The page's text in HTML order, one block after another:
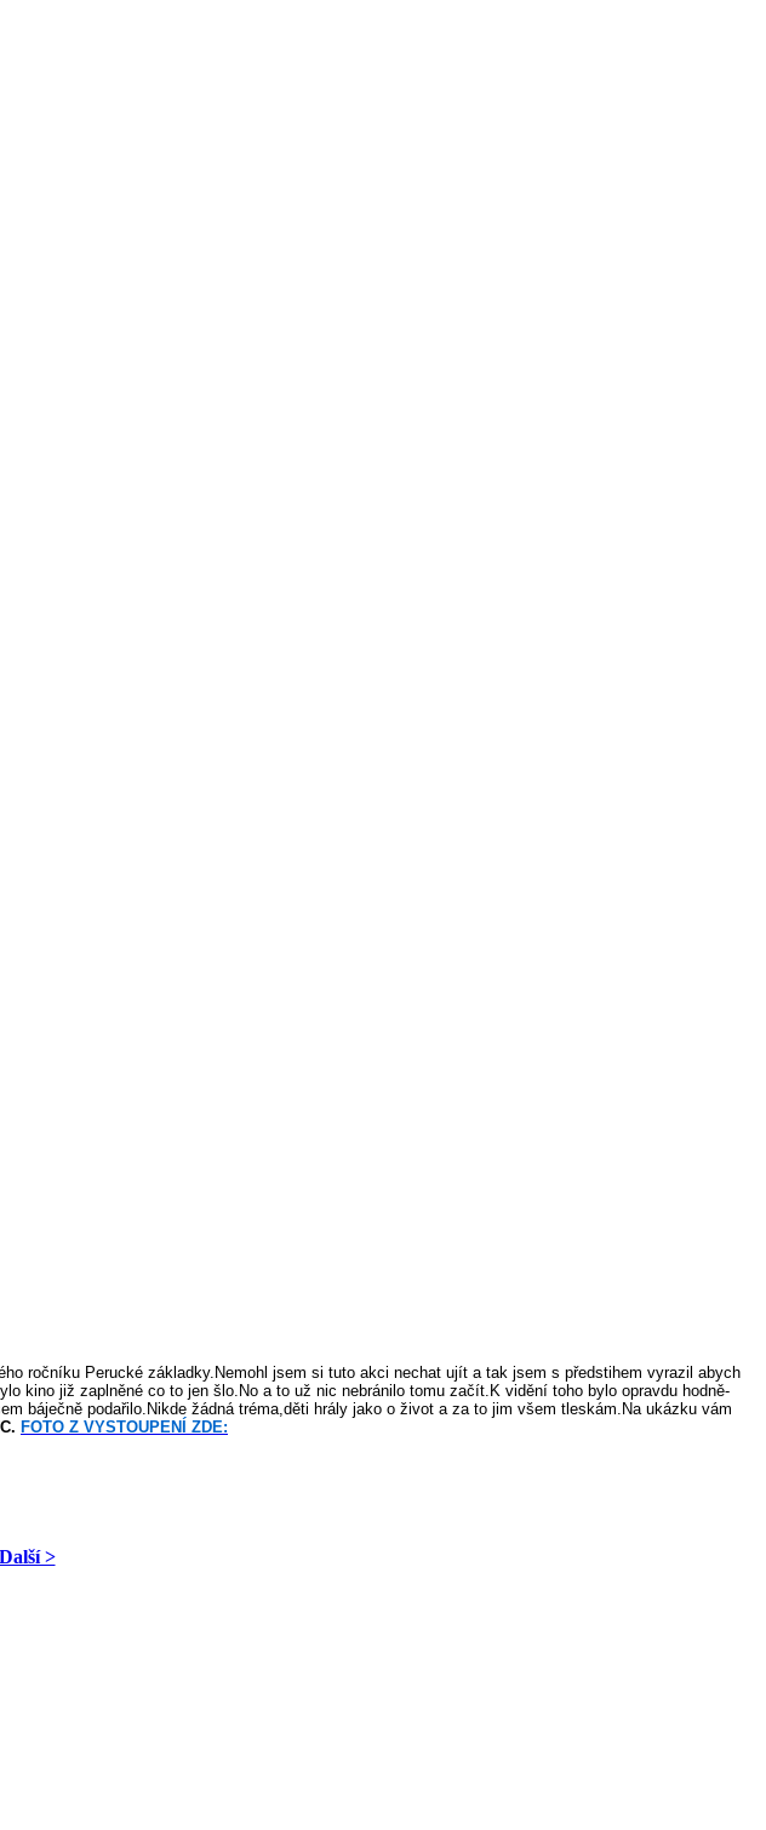
ročníku Perucké základky.Nemohl jsem si tuto akci nechat ujít a tak jsem s předstihem vyrazil abych
kino již zaplněné co to jen šlo.No a to už nic nebránilo tomu začít.K vidění toho bylo opravdu hodně-
báječně podařilo.Nikde žádná tréma,děti hrály jako o život a za to jim všem tleskám.Na ukázku vám
FOTO Z VYSTOUPENÍ ZDE:
Další >